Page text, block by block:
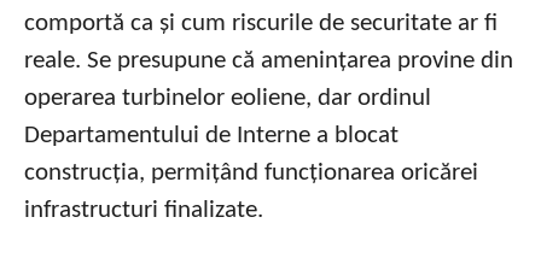
comportă ca și cum riscurile de securitate ar fi
reale. Se presupune că amenințarea provine din
operarea turbinelor eoliene, dar ordinul
Departamentului de Interne a blocat
construcția, permițând funcționarea oricărei
infrastructuri finalizate.